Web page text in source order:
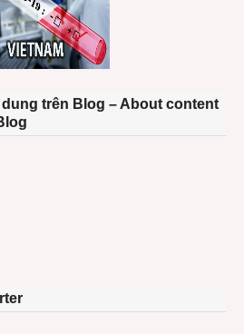
trên Blog – About content